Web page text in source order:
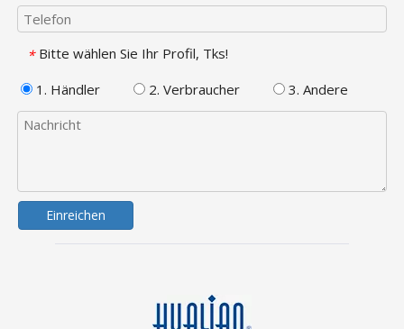
* Bitte wählen Sie Ihr Profil, Tks!
1. Händler
2. Verbraucher 3. Andere
Einreichen